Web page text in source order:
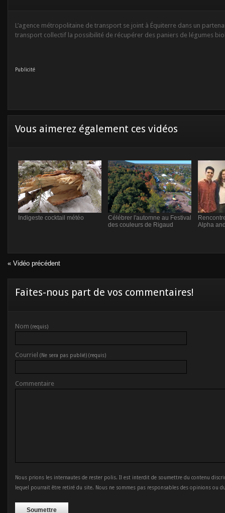
L’agence métropolitaine de transport se joint à Équiterre dans un
transport collectif la possibilité de récupérer des paniers de légumes
Publicité
Vous aimerez également ces vidéos
Indigeste cocktail météo
Célébrer l'automne au Festival
des couleurs de Rigaud
Alpha
« Vidéo précédent
Faites-nous part de vos commentaires!
Nom (requis)
Courriel (Ne sera pas publié) (requis)
Commentaire
Nous prions les internautes de rester polis. Il est interdit de soumettre du contenu
lequel pourrait être retiré du site. Nous ne sommes pas responsables des opinions ou